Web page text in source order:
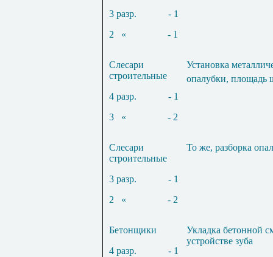
3 разр.
- 1
2
« - 1
Слесари
строительные
4 разр.
- 1
3
« - 2
Установка
опалубки, площадь
Слесари
строительные
3 разр.
- 1
2
« - 2
То же, разборка
Бетонщики
4 разр.
- 1
Укладка бетонной
устройстве зуба